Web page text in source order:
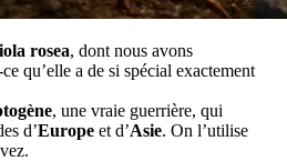
rosea, dont nous avons
qu’elle a de si spécial exactement
, une vraie guerrière, qui
d’Europe et d’Asie. On l’utilise